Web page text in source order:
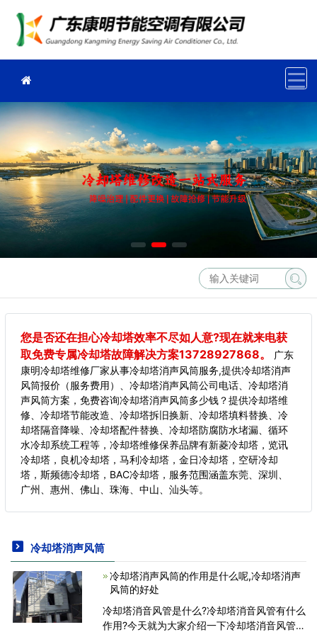
您是否还在担心冷却塔效率不尽如人意?现在就来电获
取免费专属冷却塔故障解决方案13728927868。
广东
康明冷却塔维修厂家从事冷却塔消声风筒服务,提供冷却塔消声
风筒报价（服务费用）、冷却塔消声风筒公司电话、冷却塔消
声风筒方案，免费咨询冷却塔消声风筒多少钱？提供冷却塔维
修、冷却塔节能改造、冷却塔拆旧换新、冷却塔填料替换、冷
却塔隔音降噪、冷却塔配件替换、冷却塔防腐防水堵漏、循环
水冷却系统工程等，冷却塔维修保养品牌有新菱冷却塔，览讯
冷却塔，良机冷却塔，马利冷却塔，金日冷却塔，空研冷却
塔，斯频德冷却塔，BAC冷却塔，服务范围涵盖东莞、深圳、
广州、惠州、佛山、珠海、中山、汕头等。
冷却塔消声风筒
冷却塔消声风筒的作用是什么呢,冷却塔消声
风筒的好处
冷却塔消音风管是什么?冷却塔消音风管有什么
作用?今天就为大家介绍一下冷却塔消音风管的